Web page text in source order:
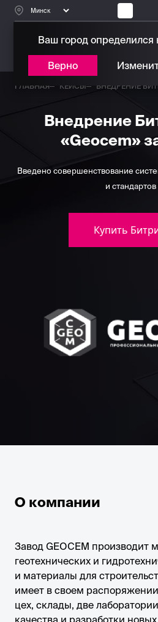
БИТРИКС24
ГЛАВНАЯ КЕЙСЫ ВНЕДРЕНИЕ
Внедрение
«Geocem»
Введено совершенствование
и стандартов
Купить
О компании
Завод GEOCEM производит
геотехнических и
и материалы для
имеет в своем
цех, склады, две
качества и разработки
Ваш город определился
Верно